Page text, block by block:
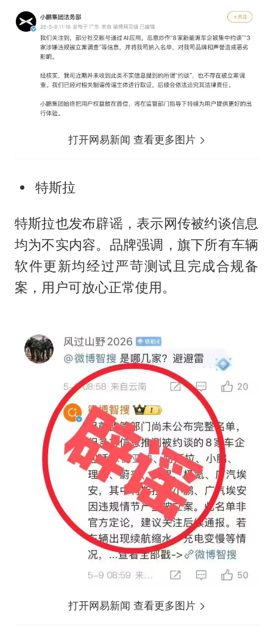
打开网易新闻 查看更多图片
特斯拉
特斯拉也发布辟谣，表示网传被约谈信息
均为不实内容。品牌强调，旗下所有车辆
软件更新均经过严苛测试且完成合规备
案，用户可放心正常使用。
打开网易新闻 查看更多图片